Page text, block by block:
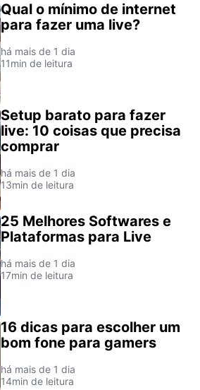
Qual o mínimo de internet
para fazer uma live?
há mais de 1 dia
11min de leitura
Setup barato para fazer
live: 10 coisas que precisa
comprar
há mais de 1 dia
13min de leitura
25 Melhores Softwares e
Plataformas para Live
há mais de 1 dia
17min de leitura
16 dicas para escolher um
bom fone para gamers
há mais de 1 dia
14min de leitura